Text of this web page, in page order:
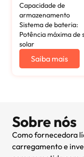
Capacidade de
armazenamento
Sistema de bateria:
Potência máxima de
solar
Saiba mais
Sobre nós
Como fornecedora
carregamento e